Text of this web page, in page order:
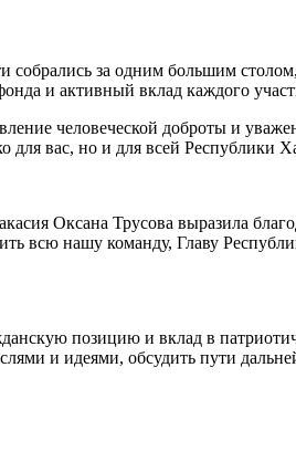
за одним большим
и активный вклад каждого
человеческой доброты и
вас, но и для всей Республики
Оксана Трусова выразила
всю нашу команду, Главу
позицию и вклад в
и идеями, обсудить пути